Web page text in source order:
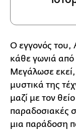
Ο εγγονός του,
κάθε γωνιά
Μεγάλωσε
μυστικά της
μαζί με τον
παραδοσιακές
μια παράδοση